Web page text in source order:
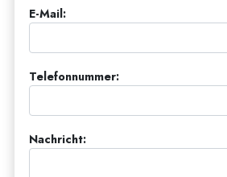
E-Mail:
Telefonnummer:
Nachricht: